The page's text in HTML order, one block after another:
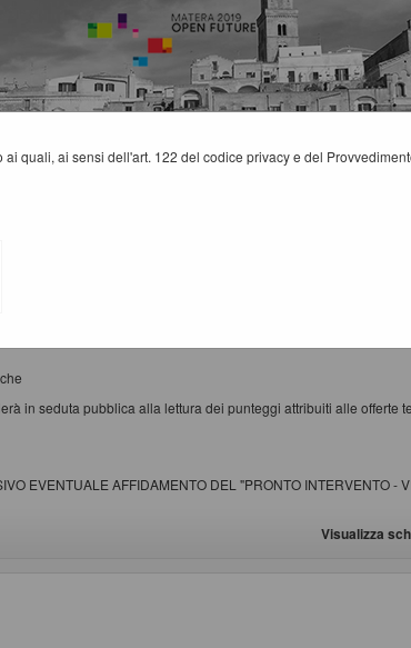
quali, ai sensi dell'art. 122 del codice privacy e del
in seduta pubblica alla lettura dei punteggi attribuiti alle offerte
EVENTUALE AFFIDAMENTO DEL "PRONTO INTERVENTO -
Visualizza